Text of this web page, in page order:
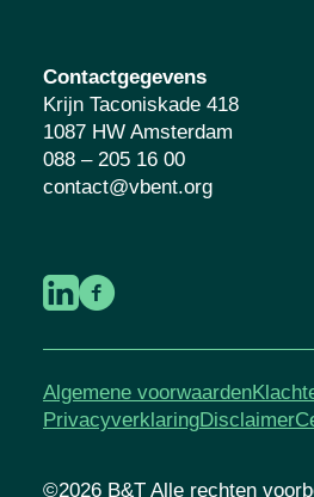
Contactgegevens
Krijn Taconiskade 418
1087 HW Amsterdam
088 – 205 16 00
contact@vbent.org
Algemene voorwaarden
PrivacyverklaringDisclaimer
©2026 B&T Alle rechten